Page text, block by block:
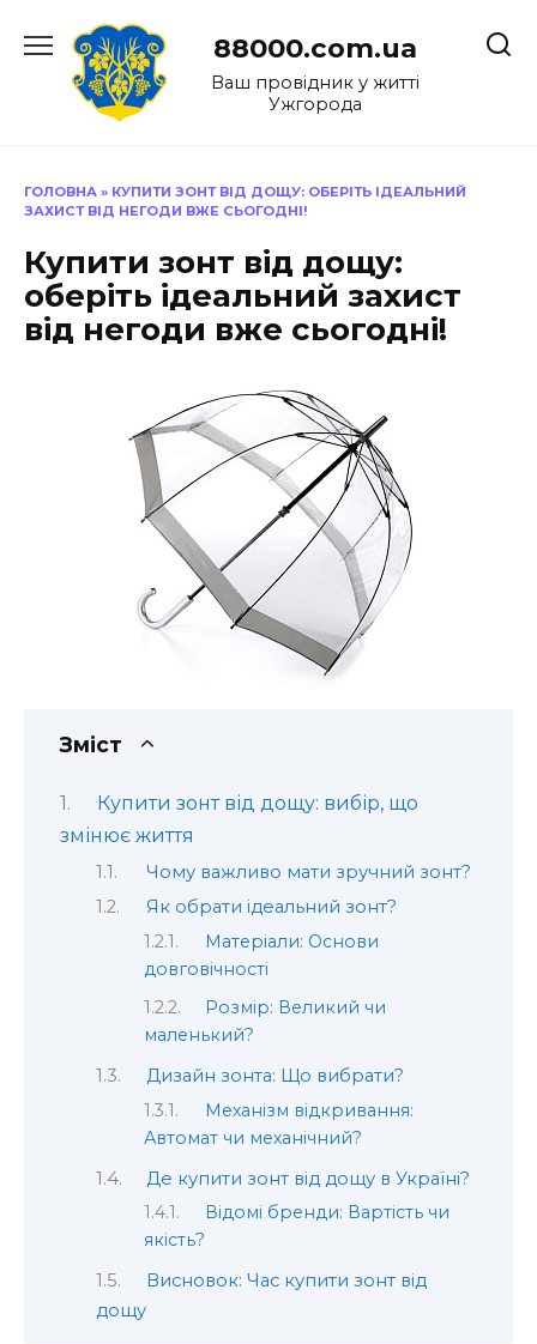
до
88000.com.ua
Ваш провідник у житті
Ужгорода
ГОЛОВНА » КУПИТИ ЗОНТ ВІД ДОЩУ: ОБЕРІТЬ ІДЕАЛЬНИЙ
ЗАХИСТ ВІД НЕГОДИ ВЖЕ СЬОГОДНІ!
Купити зонт від дощу:
оберіть ідеальний захист
від негоди вже сьогодні!
Зміст
Купити зонт від дощу: вибір, що
змінює життя
Чому важливо мати зручний зонт?
Як обрати ідеальний зонт?
Матеріали: Основи
довговічності
Розмір: Великий чи
маленький?
Дизайн зонта: Що вибрати?
Механізм відкривання:
Автомат чи механічний?
Де купити зонт від дощу в Україні?
Відомі бренди: Вартість чи
якість?
Висновок: Час купити зонт від
дощу